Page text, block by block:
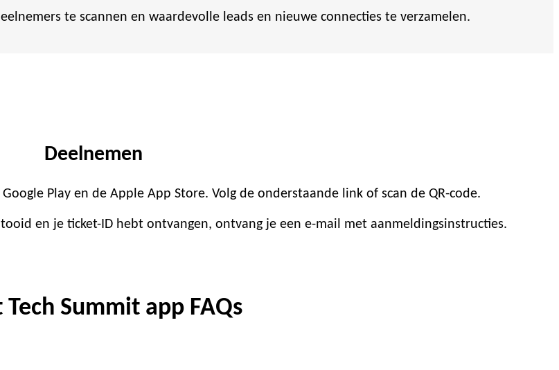
te scannen en waardevolle leads en nieuwe connecties te verzamelen.
Deelnemen
Play en de Apple App Store. Volg de onderstaande link of scan de QR-code.
en je ticket-ID hebt ontvangen, ontvang je een e-mail met aanmeldingsinstructies.
Tech Summit app FAQs